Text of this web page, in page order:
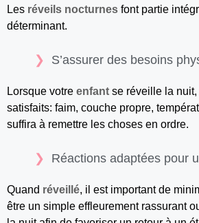
Les réveils nocturnes font partie
déterminant.
S’assurer des besoins
Lorsque votre enfant se réveille la nuit,
satisfaits: faim, couche propre,
suffira à remettre les choses en ordre.
Réactions adaptées pour
Quand réveillé, il est important de
être un simple effleurement rassurant